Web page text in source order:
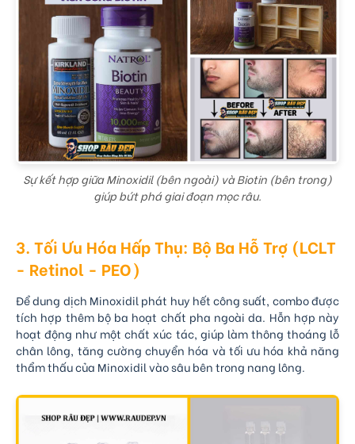
Sự kết hợp giữa Minoxidil (bên ngoài) và Biotin (bên trong)
giúp bứt phá giai đoạn mọc râu.
3. Tối Ưu Hóa Hấp Thụ: Bộ Ba Hỗ Trợ (LCLT
- Retinol - PEO)
Để dung dịch Minoxidil phát huy hết công suất, combo được
tích hợp thêm bộ ba hoạt chất pha ngoài da. Hỗn hợp này
hoạt động như một chất xúc tác, giúp làm thông thoáng lỗ
chân lông, tăng cường chuyển hóa và tối ưu hóa khả năng
thẩm thấu của Minoxidil vào sâu bên trong nang lông.